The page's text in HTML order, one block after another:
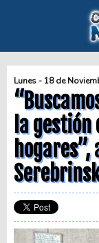
Lunes - 18 de
la